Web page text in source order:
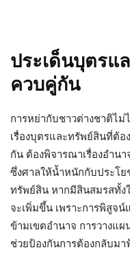
ประเด็นบุตรแ
ควบคู่กัน
การหย่ากับชาวต่างชาติไม่
เรื่องบุตรและทรัพย์สินที่ต้
กัน ต้องพิจารณาเรื่องอำน
ซึ่งศาลให้น้ำหนักกับประโย
ทรัพย์สิน หากมีสินสมรสทั้ง
จะเพิ่มขึ้น เพราะการพิสูจ
ข้ามเขตอำนาจ การวางแ
ช่วยป้องกันการต้องกลับมา